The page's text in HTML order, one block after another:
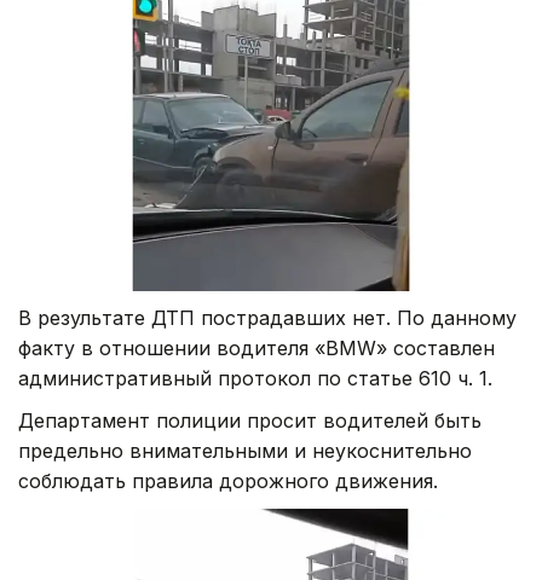
В результате ДТП пострадавших нет. По данному
факту в отношении водителя «BMW» составлен
административный протокол по статье 610 ч. 1.
Департамент полиции просит водителей быть
предельно внимательными и неукоснительно
соблюдать правила дорожного движения.